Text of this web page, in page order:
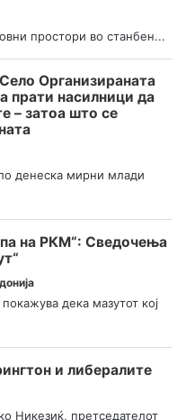
простори во станбен...
Организираната
прати насилници да
– затоа што се
денеска мирни млади
на РКМ“: Сведочења
дека мазутот кој
и либералите
Никезиќ, претседателот